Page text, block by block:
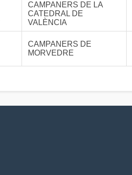
CAMPANERS DE LA
CATEDRAL DE
VALÈNCIA
CAMPANERS DE
MORVEDRE